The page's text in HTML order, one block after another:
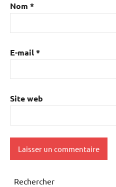
Nom *
E-mail*
Site web
Rechercher